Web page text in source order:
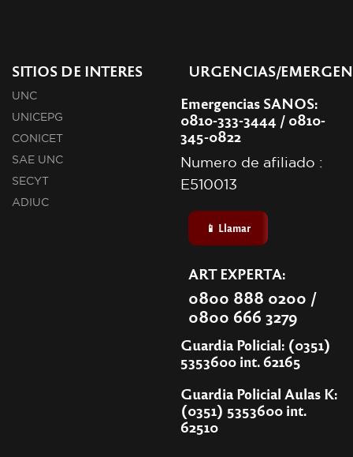
SITIOS DE INTERES
UNC
UNICEPG
CONICET
SAE UNC
SECYT
ADIUC
URGENCIAS/
Emergencias SANOS:
0810-333-3444 / 0810-
345-0822
Numero de afiliado :
E510013
📱 Llamar
ART EXPERTA:
0800 888 0200 /
0800 666 3279
Guardia Policial: (0351)
5353600 int. 62165
Guardia Policial Aulas K:
(0351) 5353600 int.
62510